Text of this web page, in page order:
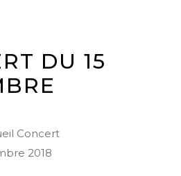
DU 15
Concert
2018